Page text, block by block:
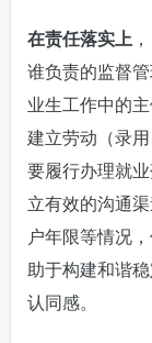
在责任落实上
谁负责的监督
业生工作中的
建立劳动（录
要履行办理就
立有效的沟通
户年限等情况
助于构建和谐
认同感。